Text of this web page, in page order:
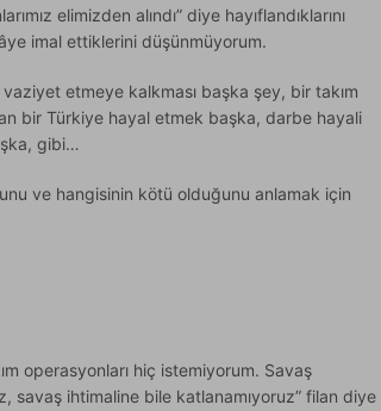
elimizden alındı” diye hayıflandıklarını
imal ettiklerini düşünmüyorum.
etmeye kalkması başka şey, bir takım
bir Türkiye hayal etmek başka, darbe hayali
gibi…
ve hangisinin kötü olduğunu anlamak için
operasyonları hiç istemiyorum. Savaş
savaş ihtimaline bile katlanamıyoruz” filan diye